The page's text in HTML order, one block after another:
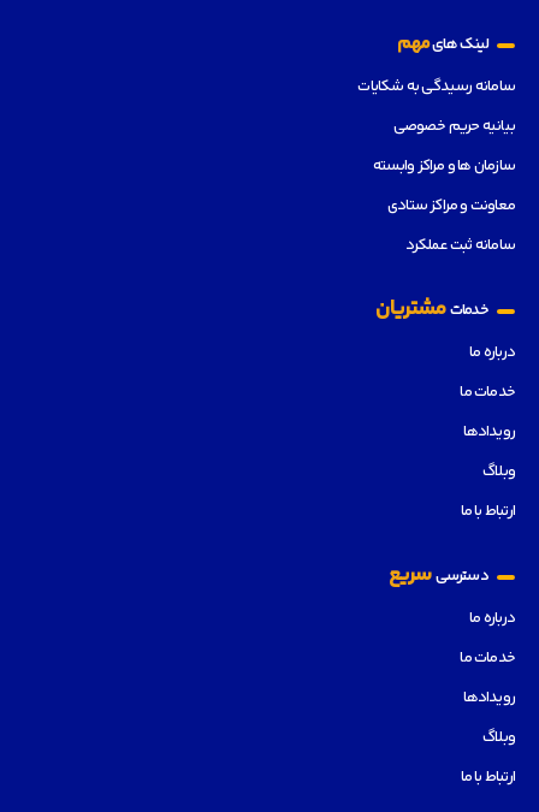
لینک هایمهم
سامانه رسیدگی به شکایات
بیانیه حریم خصوصی
سازمان ها و مراکز وابسته
معاونت و مراکز ستادی
سامانه ثبت عملکرد
خدماتمشتریان
درباره ما
خدمات ما
رویدادها
وبلاگ
ارتباط با ما
دسترسیسریع
درباره ما
خدمات ما
رویدادها
وبلاگ
ارتباط با ما